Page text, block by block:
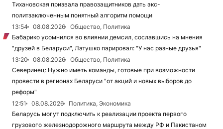
Тихановская призвала правозащитников дать экс-
политзаключенным понятный алгоритм помощи
13:54
08.08.2026
Общество, Политика
Бабарико усомнился во влиянии демсил, сославшись на мнения
"друзей в Беларуси", Латушко парировал: "У нас разные друзья"
13:20
08.08.2026
Общество, Политика
Северинец: Нужно иметь команды, готовые при возможности
провести в регионах Беларуси "от акций и новых выборов до
реформ"
12:51
08.08.2026
Политика, Экономика
Беларусь могут подключить к реализации проекта первого
грузового железнодорожного маршрута между РФ и Пакистаном